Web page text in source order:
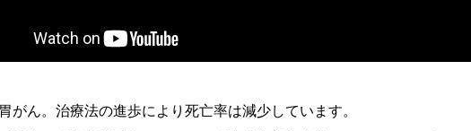
がん。治療法の進歩により死亡率は減少しています。